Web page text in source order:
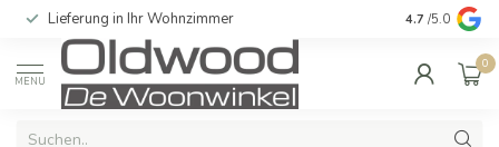
Lieferung in Ihr Wohnzimmer Qualität und
4.7 /5.0
MENU
0